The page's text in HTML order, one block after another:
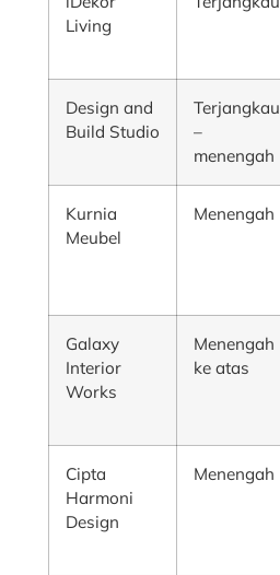
Living
Design and
Build Studio
Terjangkau
–
menengah
Kurnia
Meubel
Menengah
Galaxy
Interior
Works
Menengah
ke atas
Cipta
Harmoni
Design
Menengah